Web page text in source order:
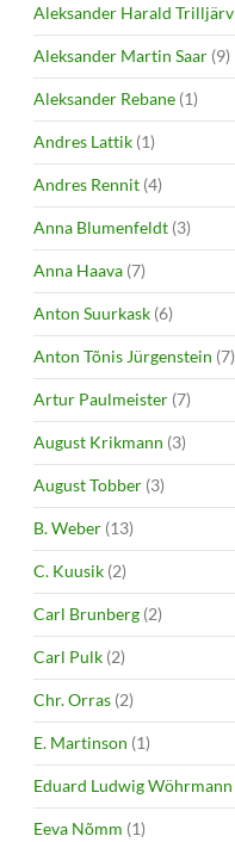
Aleksander Harald Trilljärv
Aleksander Martin Saar (9)
Aleksander Rebane (1)
Andres Lattik (1)
Andres Rennit (4)
Anna Blumenfeldt (3)
Anna Haava (7)
Anton Suurkask (6)
Anton Tõnis Jürgenstein (7)
Artur Paulmeister (7)
August Krikmann (3)
August Tobber (3)
B. Weber (13)
C. Kuusik (2)
Carl Brunberg (2)
Carl Pulk (2)
Chr. Orras (2)
E. Martinson (1)
Eduard Ludwig Wöhrmann
Eeva Nõmm (1)